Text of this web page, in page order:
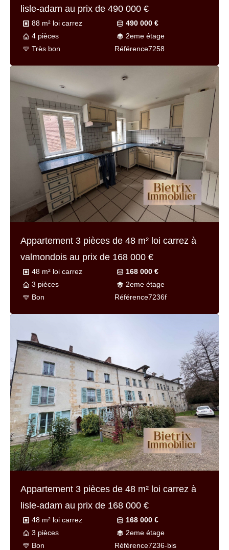
lisle-adam au prix de 490 000 €
88 m² loi carrez
490 000 €
4 pièces
2eme étage
Très bon
Référence7258
Appartement 3 pièces de 48 m² loi carrez à
valmondois au prix de 168 000 €
48 m² loi carrez
168 000 €
3 pièces
2eme étage
Bon
Référence7236f
Appartement 3 pièces de 48 m² loi carrez à
lisle-adam au prix de 168 000 €
48 m² loi carrez
168 000 €
3 pièces
2eme étage
Bon
Référence7236-bis